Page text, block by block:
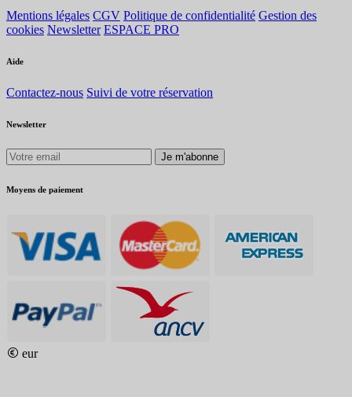
Mentions légales CGV Politique de confidentialité Gestion des
cookies Newsletter ESPACE PRO
Aide
Contactez-nous Suivi de votre réservation
Newsletter
Je m'abonne
Moyens de paiement
eur